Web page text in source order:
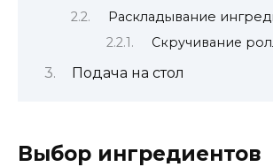
Раскладывание
Скручивание
Подача на стол
Выбор ингредиентов